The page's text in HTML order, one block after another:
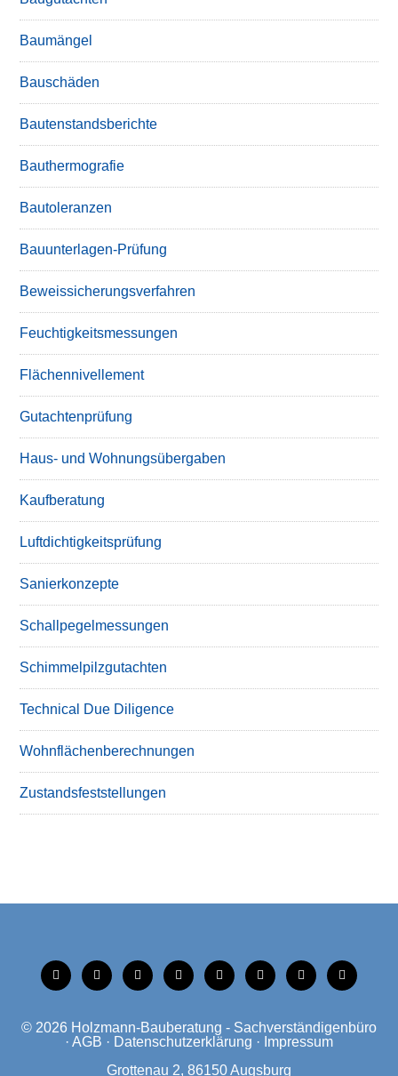
Baumängel
Bauschäden
Bautenstandsberichte
Bauthermografie
Bautoleranzen
Bauunterlagen-Prüfung
Beweissicherungsverfahren
Feuchtigkeitsmessungen
Flächennivellement
Gutachtenprüfung
Haus- und Wohnungsübergaben
Kaufberatung
Luftdichtigkeitsprüfung
Sanierkonzepte
Schallpegelmessungen
Schimmelpilzgutachten
Technical Due Diligence
Wohnflächenberechnungen
Zustandsfeststellungen
tiktok instagramfacebooklinkedinxing linkedinmobilemail
© 2026 Holzmann-Bauberatung - Sachverständigenbüro
· AGB · Datenschutzerklärung · Impressum
Grottenau 2, 86150 Augsburg